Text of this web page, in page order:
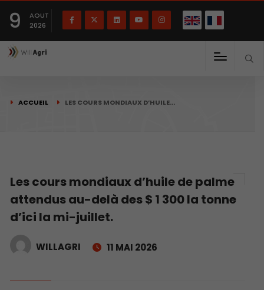
9
AOUT
2026
ACCUEIL LES COURS MONDIAUX D’HUILE…
Les cours mondiaux d’huile de palme
attendus au-delà des $ 1 300 la tonne
d’ici la mi-juillet.
WILLAGRI 11 MAI 2026
Français English(English)